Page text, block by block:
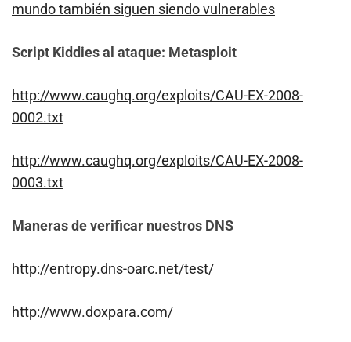
mundo también siguen siendo vulnerables
Script Kiddies al ataque: Metasploit
http://www.caughq.org/exploits/CAU-EX-2008-
0002.txt
http://www.caughq.org/exploits/CAU-EX-2008-
0003.txt
Maneras de verificar nuestros DNS
http://entropy.dns-oarc.net/test/
http://www.doxpara.com/